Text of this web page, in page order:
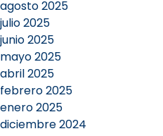
agosto 2025
julio 2025
junio 2025
mayo 2025
abril 2025
febrero 2025
enero 2025
diciembre 2024